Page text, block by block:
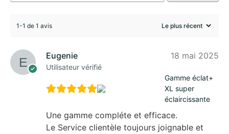
1-1 de 1 avis
Eugenie
Utilisateur vérifié
18 mai 2025
Gamme éclat+
XL super
éclaircissante
Une gamme compléte et efficace.
Le Service clientèle toujours joignable et